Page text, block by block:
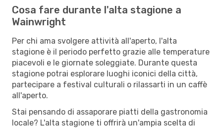
Cosa fare durante l'alta stagione a
Wainwright
Per chi ama svolgere attività all'aperto, l'alta
stagione è il periodo perfetto grazie alle temperature
piacevoli e le giornate soleggiate. Durante questa
stagione potrai esplorare luoghi iconici della città,
partecipare a festival culturali o rilassarti in un caffè
all'aperto.
Stai pensando di assaporare piatti della gastronomia
locale? L'alta stagione ti offrirà un'ampia scelta di